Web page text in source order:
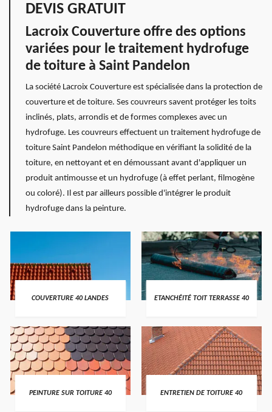
DEVIS GRATUIT
Lacroix Couverture offre des options
variées pour le traitement hydrofuge
de toiture à Saint Pandelon
La société Lacroix Couverture est spécialisée dans la protection de
couverture et de toiture. Ses couvreurs savent protéger les toits
inclinés, plats, arrondis et de formes complexes avec un
hydrofuge. Les couvreurs effectuent un traitement hydrofuge de
toiture Saint Pandelon méthodique en vérifiant la solidité de la
toiture, en nettoyant et en démoussant avant d'appliquer un
produit antimousse et un hydrofuge (à effet perlant, filmogène
ou coloré). Il est par ailleurs possible d'intégrer le produit
hydrofuge dans la peinture.
COUVERTURE 40 LANDES ETANCHÉITÉ TOIT TERRASSE 40
PEINTURE SUR TOITURE 40 ENTRETIEN DE TOITURE 40